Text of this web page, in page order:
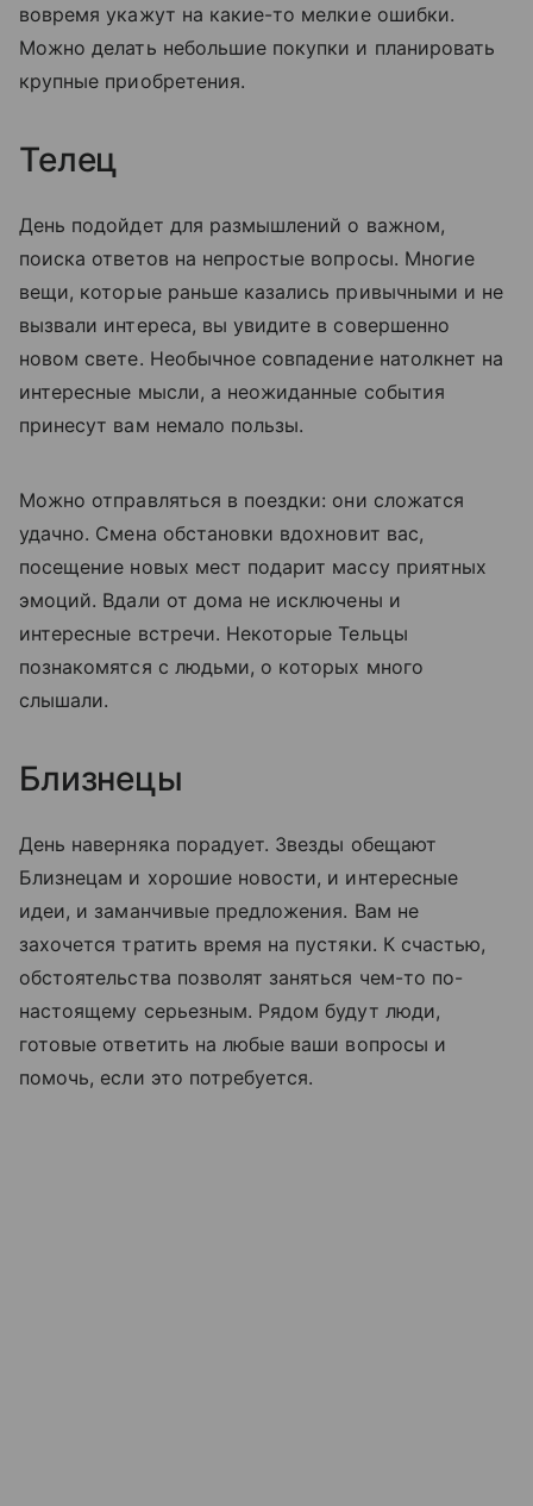
вовремя укажут на какие-то мелкие ошибки.
Можно делать небольшие покупки и планировать
крупные приобретения.
Телец
День подойдет для размышлений о важном,
поиска ответов на непростые вопросы. Многие
вещи, которые раньше казались привычными и не
вызвали интереса, вы увидите в совершенно
новом свете. Необычное совпадение натолкнет на
интересные мысли, а неожиданные события
принесут вам немало пользы.
Можно отправляться в поездки: они сложатся
удачно. Смена обстановки вдохновит вас,
посещение новых мест подарит массу приятных
эмоций. Вдали от дома не исключены и
интересные встречи. Некоторые Тельцы
познакомятся с людьми, о которых много
слышали.
Близнецы
День наверняка порадует. Звезды обещают
Близнецам и хорошие новости, и интересные
идеи, и заманчивые предложения. Вам не
захочется тратить время на пустяки. К счастью,
обстоятельства позволят заняться чем-то по-
настоящему серьезным. Рядом будут люди,
готовые ответить на любые ваши вопросы и
помочь, если это потребуется.